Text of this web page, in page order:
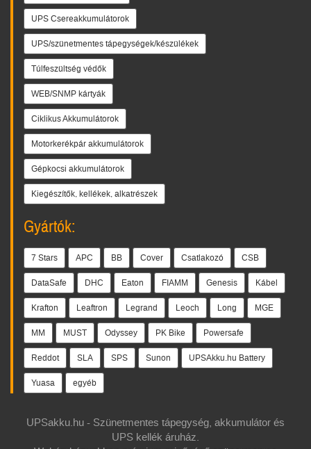
UPS Csereakkumulátorok
UPS/szünetmentes tápegységek/készülékek
Túlfeszültség védők
WEB/SNMP kártyák
Ciklikus Akkumulátorok
Motorkerékpár akkumulátorok
Gépkocsi akkumulátorok
Kiegészítők, kellékek, alkatrészek
Gyártók:
7 Stars APC BB Cover Csatlakozó CSB
DataSafe DHC Eaton FIAMM Genesis Kábel
Krafton Leaftron Legrand Leoch Long MGE
MM MUST Odyssey PK Bike Powersafe
Reddot SLA SPS Sunon UPSAkku.hu Battery
Yuasa egyéb
UPSakku.hu - Szünetmentes tápegység, akkumulátor és
UPS kellék áruház.